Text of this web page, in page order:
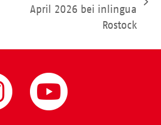
Nächster
April 2026 bei inlingua
Rostock